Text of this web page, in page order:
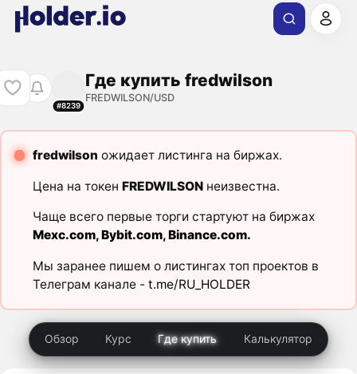
#8239
Где купить fredwilson
FREDWILSON/USD
fredwilson ожидает листинга на биржах.
Цена на токен FREDWILSONнеизвестна.
Чаще всего первые торги стартуют на биржах
Mexc.com,Bybit.com,Binance.com.
Мы заранее пишем о листингах топ проектов в
Телеграм канале - t.me/RU_HOLDER
Обзор Курс Где купить Калькулятор